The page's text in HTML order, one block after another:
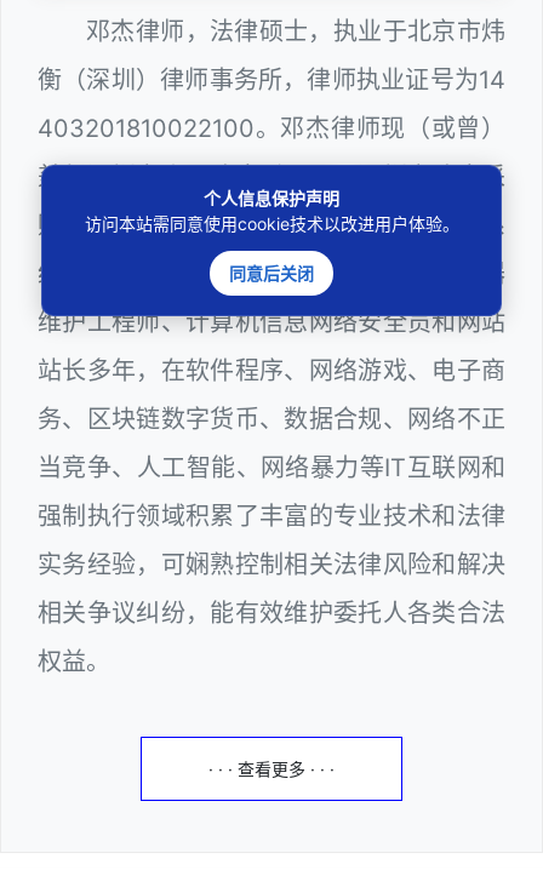
邓杰律师，法律硕士，执业于北京市炜
衡（深圳）律师事务所，律师执业证号为14
403201810022100。邓杰律师现（或曾）
兼任深圳市人民政府听证员、深圳市政府采
购评审专家（法律类），深圳市某区政府系
统公职律师、WEB前端开发和 WEB服务器
维护工程师、计算机信息网络安全员和网站
站长多年，在软件程序、网络游戏、电子商
务、区块链数字货币、数据合规、网络不正
当竞争、人工智能、网络暴力等IT互联网和
强制执行领域积累了丰富的专业技术和法律
实务经验，可娴熟控制相关法律风险和解决
相关争议纠纷，能有效维护委托人各类合法
权益。
· · · 查看更多 · · ·
个人信息保护声明
访问本站需同意使用cookie技术以改进用户体验。
同意后关闭